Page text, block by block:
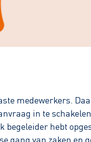
medewerkers.
in te
hebt